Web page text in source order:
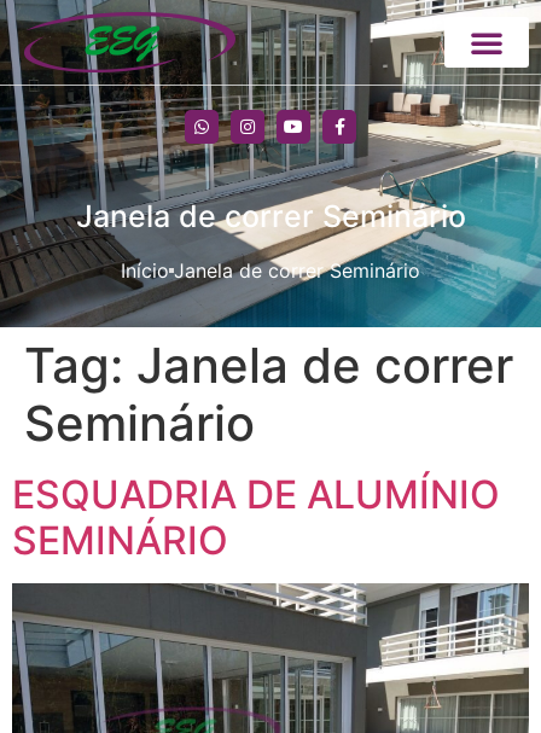
Janela de correr Seminário
Início Janela de correr Seminário
Tag: Janela de correr
Seminário
ESQUADRIA DE ALUMÍNIO
SEMINÁRIO